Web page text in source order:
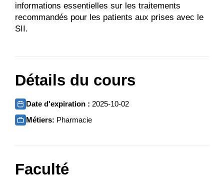
informations essentielles sur les traitements
recommandés pour les patients aux prises avec le
SII.
Détails du cours
Date d'expiration : 2025-10-02
Métiers: Pharmacie
Faculté